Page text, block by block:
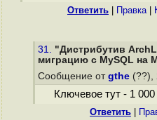
Ответить Правка|
31. "Дистрибутив
миграцию с MySQL на
Сообщение от gthe (??),
Ключевое тут - 1
Ответить